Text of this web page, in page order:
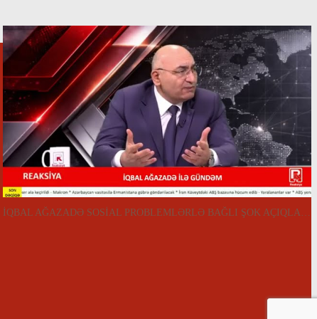
İQBAL AĞAZADƏ SOSİAL PROBLEMLƏRLƏ BAĞLI ŞOK AÇIQLAMALAR VERDİ